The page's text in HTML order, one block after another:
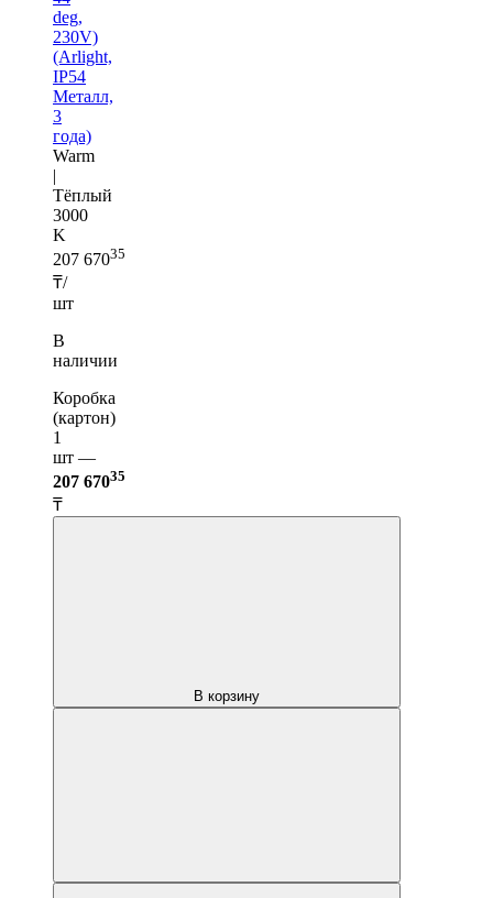
deg,
230V)
(Arlight,
IP54
Металл,
3
года)
Warm
|
Тёплый
3000
K
207 67035
₸/
шт
В
наличии
Коробка
(картон)
1
шт —
207 67035
₸
В корзину